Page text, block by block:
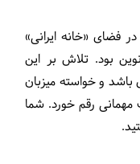
فضای «خانه ایرانی»
بود. تلاش بر این
و خواسته میزبان
رقم خورد. شما